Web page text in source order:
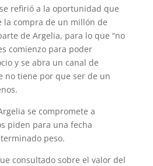
refirió a la oportunidad que
la compra de un millón de
de Argelia, para lo que “no
comienzo para poder
y se abra un canal de
no tiene por que ser de un
se compromete a
piden para una fecha
peso.
consultado sobre el valor del